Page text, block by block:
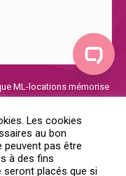
ML-locations mémorise
de confidentialité, vous
Les cookies
au bon
pas être
à des fins
seront placés que si